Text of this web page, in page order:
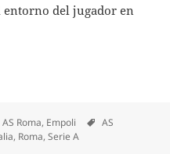
del jugador en
Categorías
AS Roma, Empoli Etiquetas
AS
, Roma,Serie A
portero para el próximo